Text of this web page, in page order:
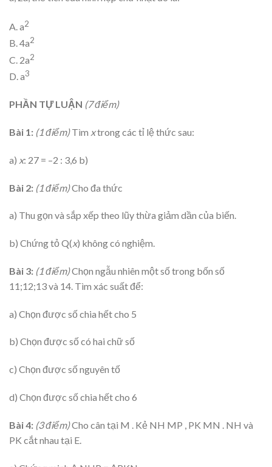
A. a2
B. 4a2
C. 2a2
D. a3
PHẦN TỰ LUẬN (7 điểm)
Bài 1: (1 điểm)Tìm xtrong các tỉ lệ thức sau:
a) x: 27 = –2 : 3,6 b)
Bài 2: (1 điểm)Cho đa thức
a) Thu gọn và sắp xếp theo lũy thừa giảm dần của biến.
b) Chứng tỏ Q(x) không có nghiệm.
Bài 3: (1 điểm)Chọn ngẫu nhiên một số trong bốn số
11;12;13 và 14. Tìm xác suất để:
a) Chọn được số chia hết cho 5
b) Chọn được số có hai chữ số
c) Chọn được số nguyên tố
d) Chọn được số chia hết cho 6
Bài 4: (3 điểm)Cho cân tại M . Kẻ NH MP , PK MN . NH và
PK cắt nhau tại E.